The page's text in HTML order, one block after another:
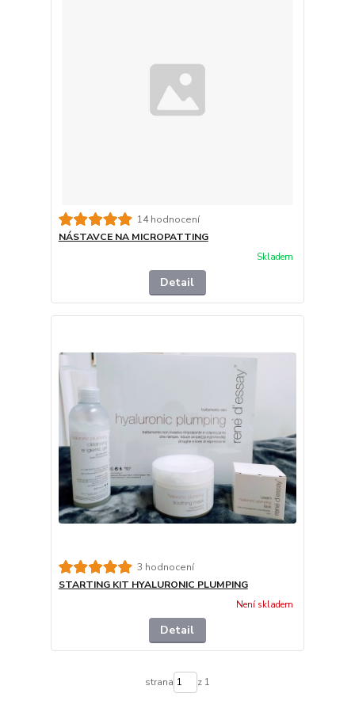
14 hodnocení
NÁSTAVCE NA MICROPATTING
Skladem
Detail
3 hodnocení
STARTING KIT HYALURONIC PLUMPING
Není skladem
Detail
strana z 1